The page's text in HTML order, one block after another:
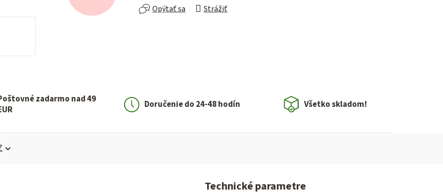
Opýtať sa Strážiť
zadarmo nad 49
Doručenie do 24-48 hodín Všetko skladom!
Technické parametre